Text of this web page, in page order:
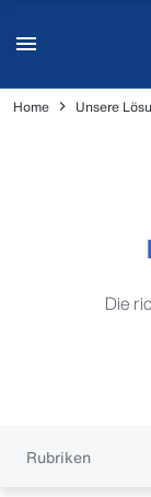
Home Unsere
Die
Rubriken